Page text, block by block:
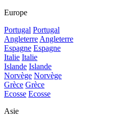
Europe
Portugal Portugal
Angleterre Angleterre
Espagne Espagne
Italie Italie
Islande Islande
Norvège Norvège
Grèce Grèce
Ecosse Ecosse
Asie